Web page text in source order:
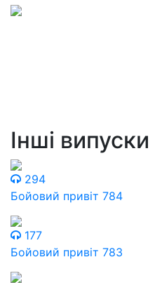
Інші випуски
294
Бойовий привіт 784
177
Бойовий привіт 783